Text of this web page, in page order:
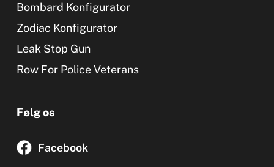
Bombard Konfigurator
Zodiac Konfigurator
Leak Stop Gun
Row For Police Veterans
Følg os
Facebook